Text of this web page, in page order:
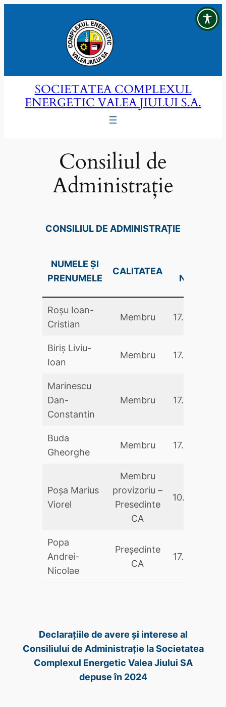
SOCIETATEA COMPLEXUL
ENERGETIC VALEA JIULUI S.A.
Consiliul de
Administrație
CONSILIUL DE ADMINISTRAȚIE
NUMELE ȘI
PRENUMELE
CALITATEA
NUMIRII
Roșu Ioan-
Cristian
Membru 17.05.2024
Biriș Liviu-
Ioan
Membru 17.05.2024
Marinescu
Dan-
Constantin
Membru 17.05.2024
Buda
Gheorghe
Membru 17.05.2024
Poşa Marius
Viorel
Membru
provizoriu –
Presedinte
CA
10.09.2025
Popa
Andrei-
Nicolae
Președinte
CA
17.05.2024
Declarațiile de avere și interese al
Consiliului de Administrație la Societatea
Complexul Energetic Valea Jiului SA
depuse în 2024